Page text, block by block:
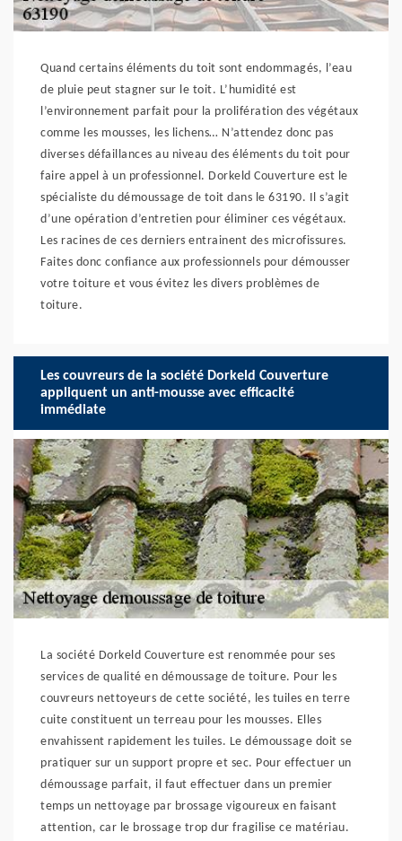
Quand certains éléments du toit sont endommagés, l’eau
de pluie peut stagner sur le toit. L’humidité est
l’environnement parfait pour la prolifération des végétaux
comme les mousses, les lichens… N’attendez donc pas
diverses défaillances au niveau des éléments du toit pour
faire appel à un professionnel. Dorkeld Couverture est le
spécialiste du démoussage de toit dans le 63190. Il s’agit
d’une opération d’entretien pour éliminer ces végétaux.
Les racines de ces derniers entrainent des microfissures.
Faites donc confiance aux professionnels pour démousser
votre toiture et vous évitez les divers problèmes de
toiture.
Les couvreurs de la société Dorkeld Couverture
appliquent un anti-mousse avec efficacité
immédiate
La société Dorkeld Couverture est renommée pour ses
services de qualité en démoussage de toiture. Pour les
couvreurs nettoyeurs de cette société, les tuiles en terre
cuite constituent un terreau pour les mousses. Elles
envahissent rapidement les tuiles. Le démoussage doit se
pratiquer sur un support propre et sec. Pour effectuer un
démoussage parfait, il faut effectuer dans un premier
temps un nettoyage par brossage vigoureux en faisant
attention, car le brossage trop dur fragilise ce matériau.